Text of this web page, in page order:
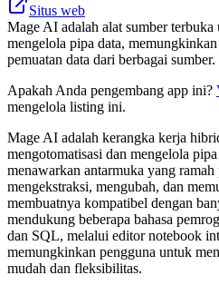
Situs web
Mage AI adalah alat sumber terbuka
mengelola pipa data,
pemuatan data dari berbagai sumber.
Apakah Anda pengembang app ini?
mengelola listing ini.
Mage AI adalah kerangka kerja
mengotomatisasi dan mengelola
menawarkan antarmuka yang
mengekstraksi, mengubah, dan
membuatnya kompatibel dengan
mendukung beberapa bahasa
dan SQL, melalui editor notebook
memungkinkan pengguna untuk
mudah dan fleksibilitas.